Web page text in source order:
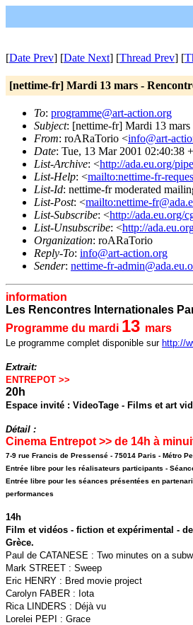
[Date Prev] [Date Next] [Thread Prev] [
[nettime-fr] Mardi 13 mars -
To: programme@art-action.org
Subject: [nettime-fr] Mardi 13 mars
From: roARaTorio <info@art-
Date: Tue, 13 Mar 2001 02:40:38
List-Archive: <http://ada.eu.org/
List-Help: <mailto:nettime-fr-
List-Id: nettime-fr moderated
List-Post: <mailto:nettime-
List-Subscribe: <http://ada.eu.org/
List-Unsubscribe: <http://
Organization: roARaTorio
Reply-To: info@art-action.org
Sender: nettime-fr-
information
Les Rencontres Internationales
Programme du mardi 13 mars
Le programme complet disponible sur http://
Extrait:
ENTREPOT >>
20h
Espace invité : VideoTage - Films et art
Détail :
Cinema Entrepot >> de 14h à
7-9 rue Francis de Pressensé - 75014 Paris - Métro
Entrée libre pour les réalisateurs participants -
Entrée libre pour les séances présentées en
performances
14h
Film et vidéos - fiction et expérimental -
Grèce.
Paul de CATANESE : Two minutes on a
Mark STREET : Sweep
Eric HENRY : Bred movie project
Carolyn FABER : Iota
Rica LINDERS : Déjà vu
Lorelei PEPI : Grace